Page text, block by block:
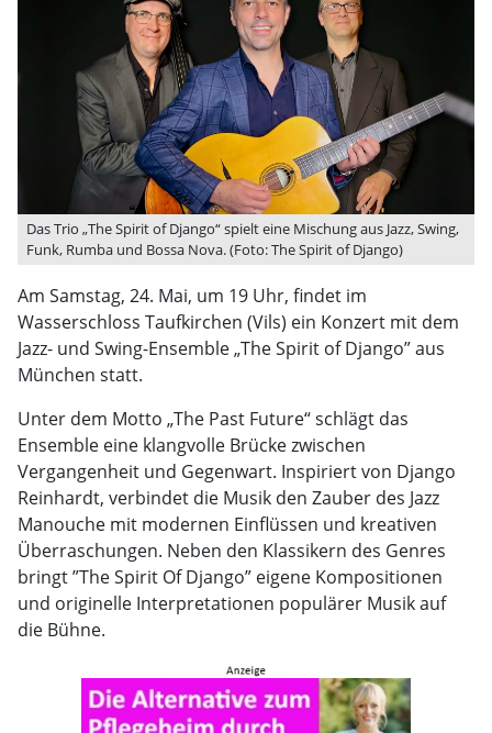
Das Trio „The Spirit of Django“ spielt eine Mischung aus Jazz, Swing,
Funk, Rumba und Bossa Nova. (Foto: The Spirit of Django)
Am Samstag, 24. Mai, um 19 Uhr, findet im
Wasserschloss Taufkirchen (Vils) ein Konzert mit dem
Jazz- und Swing-Ensemble „The Spirit of Django” aus
München statt.
Unter dem Motto „The Past Future“ schlägt das
Ensemble eine klangvolle Brücke zwischen
Vergangenheit und Gegenwart. Inspiriert von Django
Reinhardt, verbindet die Musik den Zauber des Jazz
Manouche mit modernen Einflüssen und kreativen
Überraschungen. Neben den Klassikern des Genres
bringt ”The Spirit Of Django” eigene Kompositionen
und originelle Interpretationen populärer Musik auf
die Bühne.